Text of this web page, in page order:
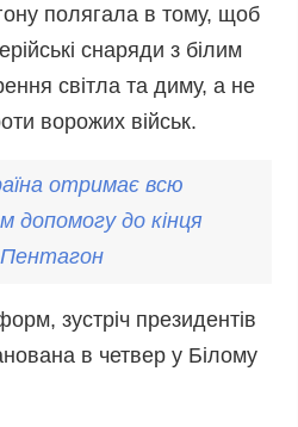
полягала в тому, щоб
снаряди з білим
світла та диму, а не
ворожих військ.
отримає всю
допомогу до кінця
Пентагон
зустріч президентів
в четвер у Білому